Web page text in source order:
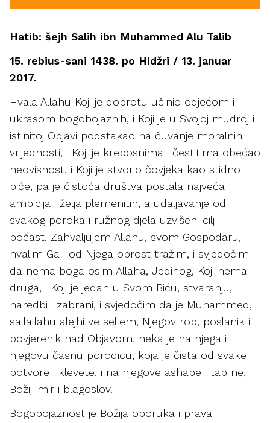
Hatib: šejh Salih ibn Muhammed Alu Talib
15. rebius-sani 1438. po Hidžri / 13. januar
2017.
Hvala Allahu Koji je dobrotu učinio odjećom i
ukrasom bogobojaznih, i Koji je u Svojoj mudroj i
istinitoj Objavi podstakao na čuvanje moralnih
vrijednosti, i Koji je kreposnima i čestitima obećao
neovisnost, i Koji je stvorio čovjeka kao stidno
biće, pa je čistoća društva postala najveća
ambicija i želja plemenitih, a udaljavanje od
svakog poroka i ružnog djela uzvišeni cilj i
počast. Zahvaljujem Allahu, svom Gospodaru,
hvalim Ga i od Njega oprost tražim, i svjedočim
da nema boga osim Allaha, Jedinog, Koji nema
druga, i Koji je jedan u Svom Biću, stvaranju,
naredbi i zabrani, i svjedočim da je Muhammed,
sallallahu alejhi ve sellem, Njegov rob, poslanik i
povjerenik nad Objavom, neka je na njega i
njegovu časnu porodicu, koja je čista od svake
potvore i klevete, i na njegove ashabe i tabiine,
Božiji mir i blagoslov.
Bogobojaznost je Božija oporuka i prava